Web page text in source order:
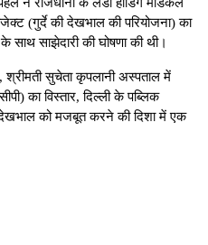
(गुर्दे की देखभाल की परियोजना) का
साझेदारी की घोषणा की थी।
सुचेता कृपलानी अस्पताल में
का विस्तार, दिल्ली के पब्लिक
को मजबूत करने की दिशा में एक